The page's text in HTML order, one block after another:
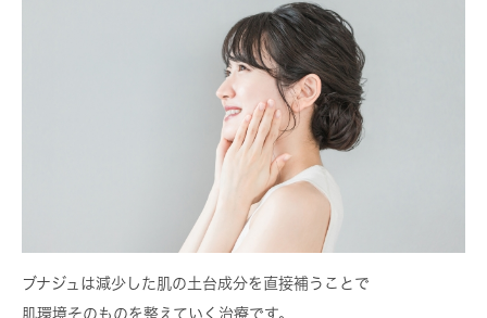
ブナジュは減少した肌の土台成分を直接補うことで
肌環境そのものを整えていく治療です。